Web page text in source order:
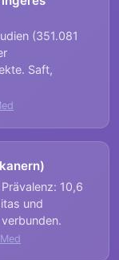
(351.081
Saft,
10,6
und